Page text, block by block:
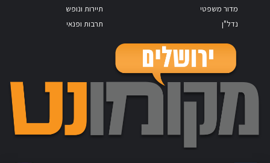
מדור משפטי
נדל"ן
תיירות ונופש
תרבות ופנאי